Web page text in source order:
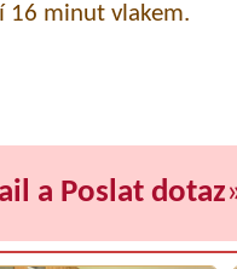
16 minut vlakem.
a Poslat dotaz